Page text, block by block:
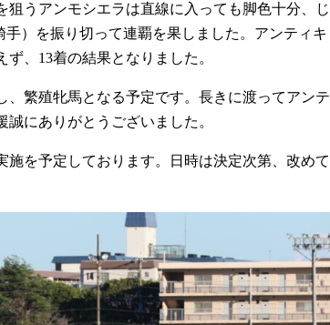
うアンモシエラは直線に入っても脚色十分、じ
）を振り切って連覇を果しました。アンティキ
、13着の結果となりました。
繁殖牝馬となる予定です。長きに渡ってアンテ
にありがとうございました。
を予定しております。日時は決定次第、改めて